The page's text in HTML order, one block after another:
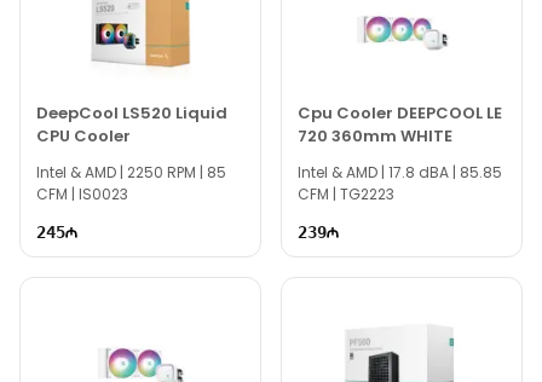
DeepCool LS520 Liquid
CPU Cooler
Intel & AMD | 2250 RPM | 85
CFM | IS0023
245
Cpu Cooler DEEPCOOL LE
720 360mm WHITE
Intel & AMD | 17.8 dBA | 85.85
CFM | TG2223
239